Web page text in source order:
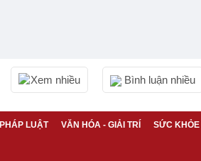
Xem nhiều Bình luận nhiều
PHÁP LUẬT VĂN HÓA - GIẢI TRÍ SỨC KHỎE